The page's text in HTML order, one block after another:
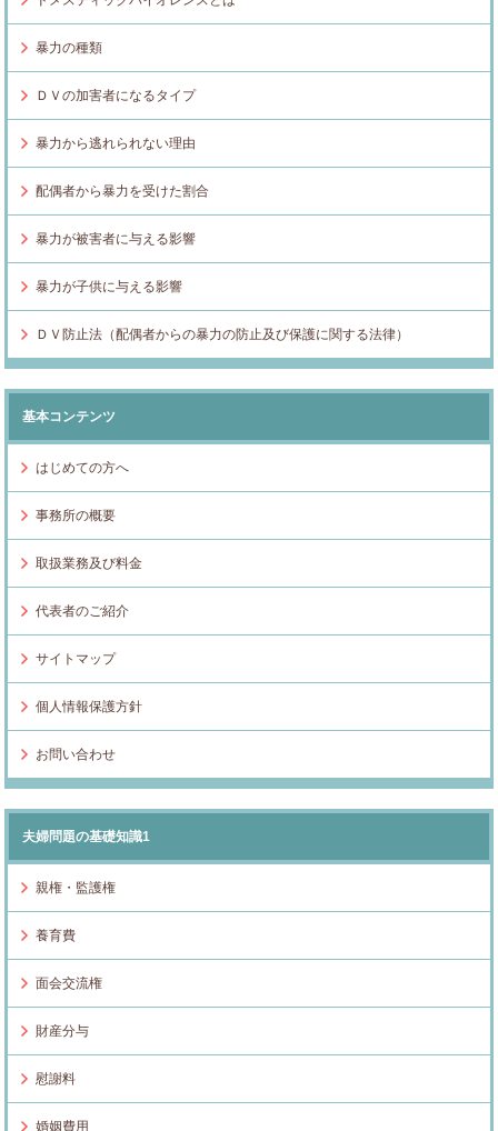
暴力の種類
ＤＶの加害者になるタイプ
暴力から逃れられない理由
配偶者から暴力を受けた割合
暴力が被害者に与える影響
暴力が子供に与える影響
ＤＶ防止法（配偶者からの暴力の防止及び保護に関する法律）
基本コンテンツ
はじめての方へ
事務所の概要
取扱業務及び料金
代表者のご紹介
サイトマップ
個人情報保護方針
お問い合わせ
夫婦問題の基礎知識1
親権・監護権
養育費
面会交流権
財産分与
慰謝料
婚姻費用